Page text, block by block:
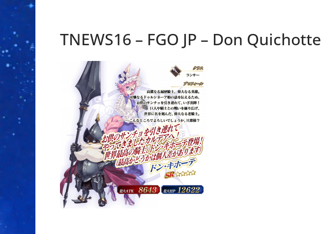
TNEWS16 – FGO JP – Don Quichotte